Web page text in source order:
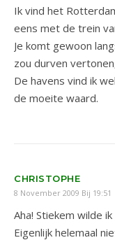
Ik vind het
eens met de trein
Je komt gewoon
zou durven
De havens vind ik
de moeite waard.
CHRISTOPHE
8 November 2009 Bij 19:51
Aha! Stiekem wilde
Eigenlijk helemaal